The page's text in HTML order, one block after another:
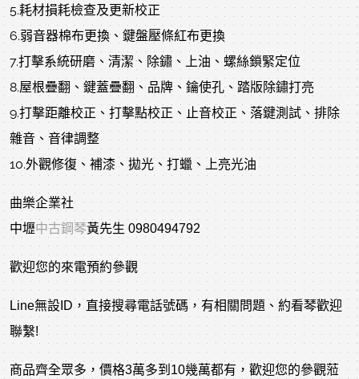
5.耗材損耗檢查及更新校正
6.弱音器棉布更換、鍵盤壓條紅布更換
7.打擊系統研磨、清潔、除鏽、上油、螺絲鎖緊定位
8.屋根疊翻、鍵蓋疊翻、品牌、鑰使孔、踏版除鏽打亮
9.打擊距離校正、打擊點校正、止音校正、落鍵測試、排除
雜音、音律調整
10.外觀修復、補漆、拋光、打蠟、上亮光油
曲樂企業社
中壢中古鋼琴黃先生 0980494792
歡迎您的來電預約參觀
Line無設ID，直接搜尋電話號碼，有相關問題、約看琴歡迎
聯繫!
商品齊全眾多，價格3萬多到10幾萬都有，歡迎您的參觀蒞